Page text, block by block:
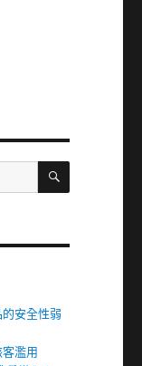
搜
安全性弱
濫用